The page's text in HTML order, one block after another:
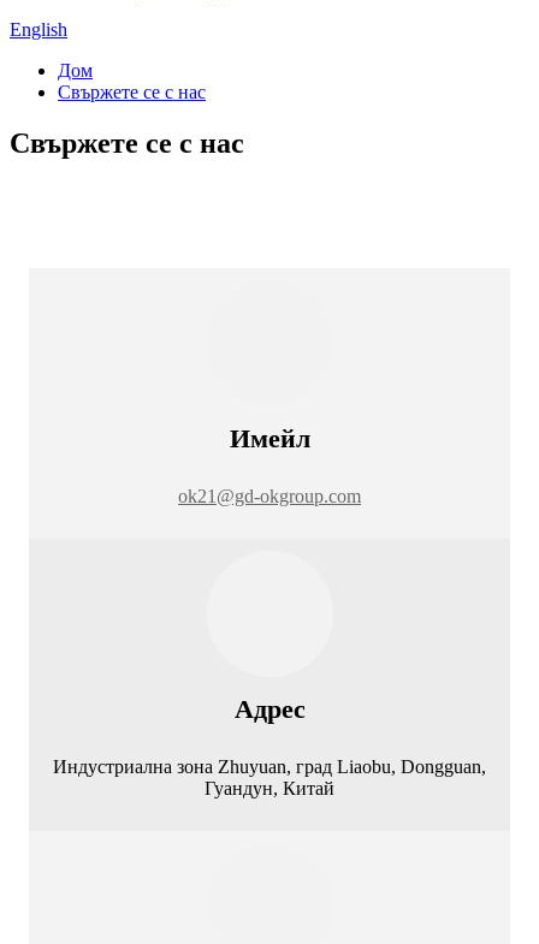
English
Дом
Свържете се с нас
Свържете се с нас
Имейл
ok21@gd-okgroup.com
Адрес
Индустриална зона Zhuyuan, град Liaobu, Dongguan,
Гуандун, Китай